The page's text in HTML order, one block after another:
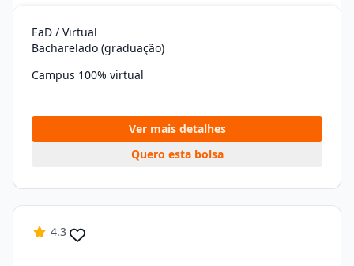
EaD / Virtual
Bacharelado (graduação)
Campus 100% virtual
Ver mais detalhes
Quero esta bolsa
4.3